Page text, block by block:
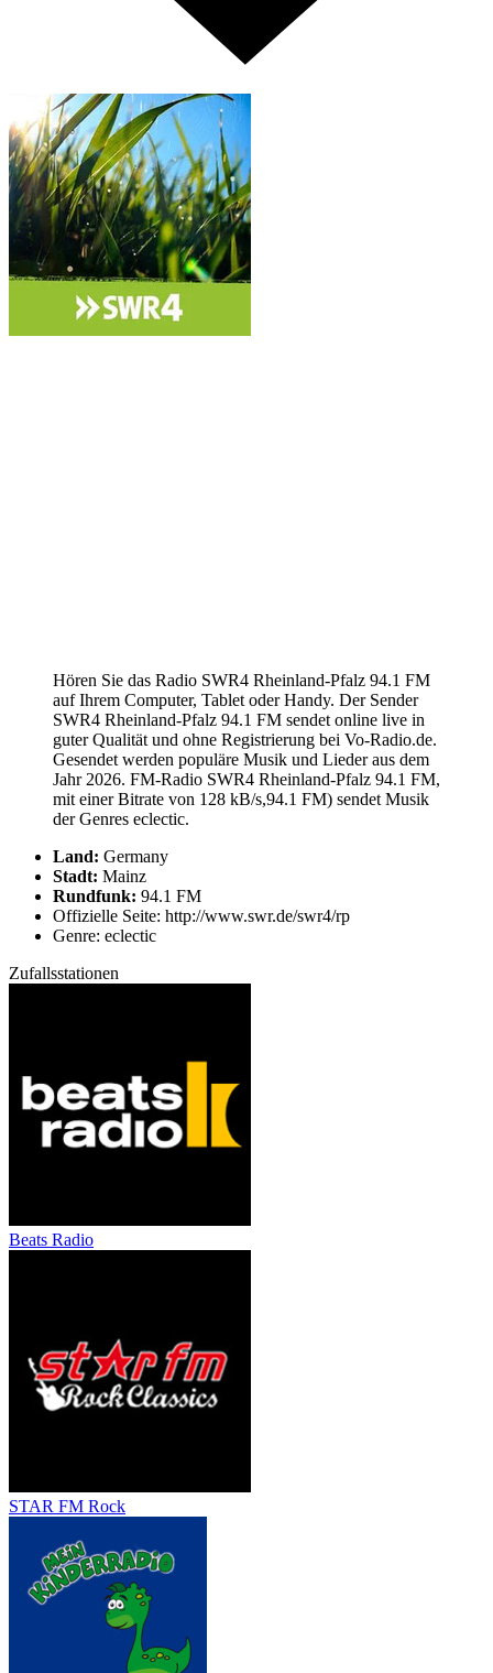
Hören Sie das Radio SWR4 Rheinland-Pfalz 94.1 FM
auf Ihrem Computer, Tablet oder Handy. Der Sender
SWR4 Rheinland-Pfalz 94.1 FM sendet online live in
guter Qualität und ohne Registrierung bei Vo-Radio.de.
Gesendet werden populäre Musik und Lieder aus dem
Jahr 2026. FM-Radio SWR4 Rheinland-Pfalz 94.1 FM,
mit einer Bitrate von 128 kB/s,94.1 FM) sendet Musik
der Genres eclectic.
Land: Germany
Stadt: Mainz
Rundfunk: 94.1 FM
Offizielle Seite: http://www.swr.de/swr4/rp
Genre: eclectic
Zufallsstationen
Beats Radio
STAR FM Rock